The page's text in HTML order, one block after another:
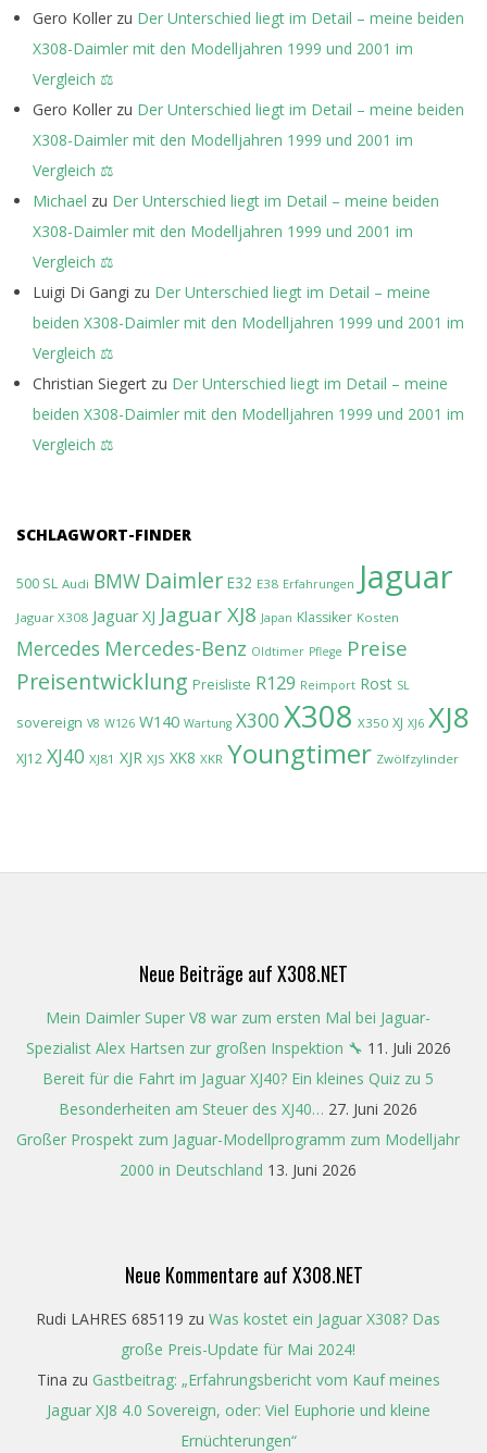
Gero Koller zu Der Unterschied liegt im Detail – meine beiden
X308-Daimler mit den Modelljahren 1999 und 2001 im
Vergleich ⚖️
Gero Koller zu Der Unterschied liegt im Detail – meine beiden
X308-Daimler mit den Modelljahren 1999 und 2001 im
Vergleich ⚖️
Michael zu Der Unterschied liegt im Detail – meine beiden
X308-Daimler mit den Modelljahren 1999 und 2001 im
Vergleich ⚖️
Luigi Di Gangi zu Der Unterschied liegt im Detail – meine
beiden X308-Daimler mit den Modelljahren 1999 und 2001 im
Vergleich ⚖️
Christian Siegert zu Der Unterschied liegt im Detail – meine
beiden X308-Daimler mit den Modelljahren 1999 und 2001 im
Vergleich ⚖️
SCHLAGWORT-FINDER
500 SL Audi BMW Daimler E32 E38 Erfahrungen Jaguar
Jaguar X308 Jaguar XJ Jaguar XJ8 Japan Klassiker Kosten
Mercedes Mercedes-Benz Oldtimer Pflege Preise
Preisentwicklung Preisliste R129 Reimport Rost SL
sovereign V8 W126 W140 Wartung X300 X308 X350 XJ XJ6 XJ8
XJ12 XJ40 XJ81 XJR XJS XK8 XKR Youngtimer Zwölfzylinder
Neue Beiträge auf X308.NET
Mein Daimler Super V8 war zum ersten Mal bei Jaguar-
Spezialist Alex Hartsen zur großen Inspektion 🔧 11. Juli 2026
Bereit für die Fahrt im Jaguar XJ40? Ein kleines Quiz zu 5
Besonderheiten am Steuer des XJ40… 27. Juni 2026
Großer Prospekt zum Jaguar-Modellprogramm zum Modelljahr
2000 in Deutschland 13. Juni 2026
Neue Kommentare auf X308.NET
Rudi LAHRES 685119 zu Was kostet ein Jaguar X308? Das
große Preis-Update für Mai 2024!
Tina zu Gastbeitrag: „Erfahrungsbericht vom Kauf meines
Jaguar XJ8 4.0 Sovereign, oder: Viel Euphorie und kleine
Ernüchterungen“